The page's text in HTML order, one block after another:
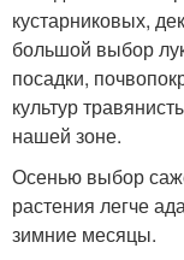
кустарниковых,
большой выбор
посадки,
культур
нашей зоне.
Осенью выбор
растения легче
зимние месяцы.